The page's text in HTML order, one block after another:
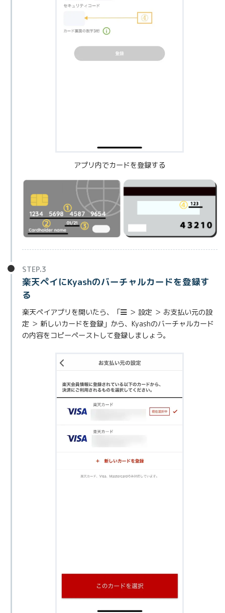
アプリ内でカードを登録する
STEP.3
楽天ペイにKyashのバーチャルカードを登録す
る
楽天ペイアプリを開いたら、「
＞ 設定 ＞ お支払い元の設
定 ＞ 新しいカードを登録」から、Kyashのバーチャルカード
の内容をコピーペーストして登録しましょう。